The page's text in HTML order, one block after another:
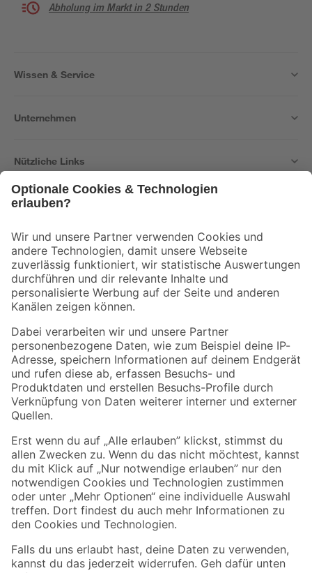
Abholung im Markt in 2 Stunden
Wissen & Service
Unternehmen
Nützliche Links
Der toom Newsletter: Keine Angebote und Aktionen mehr verpassen!
Zur Newsletter Anmeldung
Folge uns
Zahlungsarten Versandarten
Sicher einkaufen
Jetzt die toom-App herunterladen
Alle Preisangaben in EUR inkl. gesetzl. MwSt.. Die dargestellten Angebote sind unter